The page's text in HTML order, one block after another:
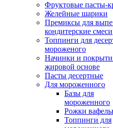
Фруктовые пасты-
Желейные шарики
Премиксы для
кондитерские смеси
Топпинги для
мороженого
Начинки и
жировой основе
Пасты десертные
Для мороженного
Базы для
мороженного
Рожки
Топпинги для